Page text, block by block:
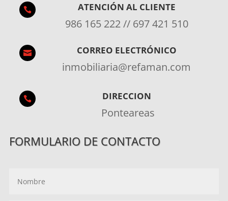
 ATENCIÓN AL CLIENTE
986 165 222 // 697 421 510
 CORREO ELECTRÓNICO
inmobiliaria@refaman.com
 DIRECCION
Ponteareas
FORMULARIO DE CONTACTO